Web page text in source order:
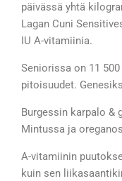
päivässä yhtä
Lagan Cuni
IU A-vitamiinia.
Seniorissa on 11
pitoisuudet.
Burgessin karpalo &
Mintussa ja
A-vitamiinin
kuin sen